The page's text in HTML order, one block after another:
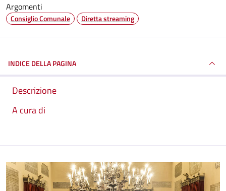
Argomenti
Consiglio Comunale Diretta streaming
INDICE DELLA PAGINA
Descrizione
A cura di